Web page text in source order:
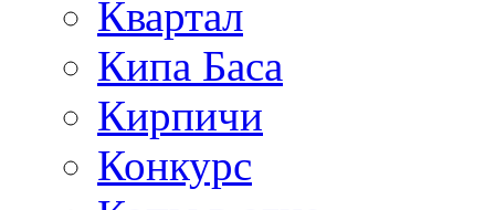
Квартал
Кипа Баса
Кирпичи
Конкурс